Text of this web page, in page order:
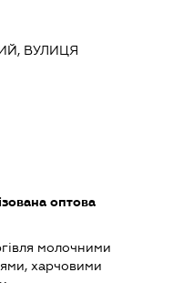
ВУЛИЦЯ
оптова
молочними
харчовими